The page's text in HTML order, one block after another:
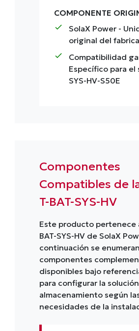
COMPONENTE
check SolaX Power -
original del
check Compatibilidad
Específico para el
SYS-HV-S50E
Componentes
Compatibles de
T-BAT-SYS-HV
Este producto pertenece
BAT-SYS-HV de SolaX
continuación se
componentes
disponibles bajo
para configurar la
almacenamiento según
necesidades de la